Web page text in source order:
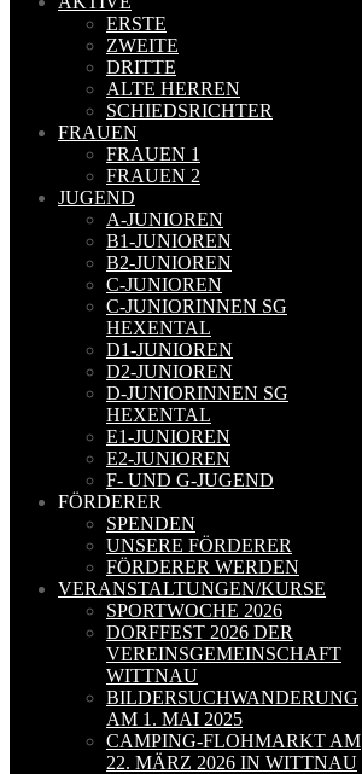
ERSTE
ZWEITE
DRITTE
ALTE HERREN
SCHIEDSRICHTER
FRAUEN
FRAUEN 1
FRAUEN 2
JUGEND
A-JUNIOREN
B1-JUNIOREN
B2-JUNIOREN
C-JUNIOREN
C-JUNIORINNEN SG
HEXENTAL
D1-JUNIOREN
D2-JUNIOREN
D-JUNIORINNEN SG
HEXENTAL
E1-JUNIOREN
E2-JUNIOREN
F- UND G-JUGEND
FÖRDERER
SPENDEN
UNSERE FÖRDERER
FÖRDERER WERDEN
VERANSTALTUNGEN/KURSE
SPORTWOCHE 2026
DORFFEST 2026 DER
VEREINSGEMEINSCHAFT
WITTNAU
BILDERSUCHWANDERUNG
AM 1. MAI 2025
CAMPING-FLOHMARKT AM
22. MÄRZ 2026 IN WITTNAU